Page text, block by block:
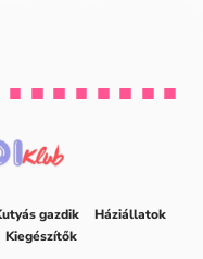
gazdik
Háziállatok
Kiegészítők